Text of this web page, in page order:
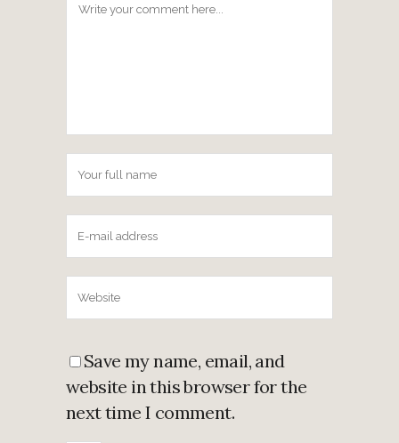
Save my name, email, and
website in this browser for the
next time I comment.